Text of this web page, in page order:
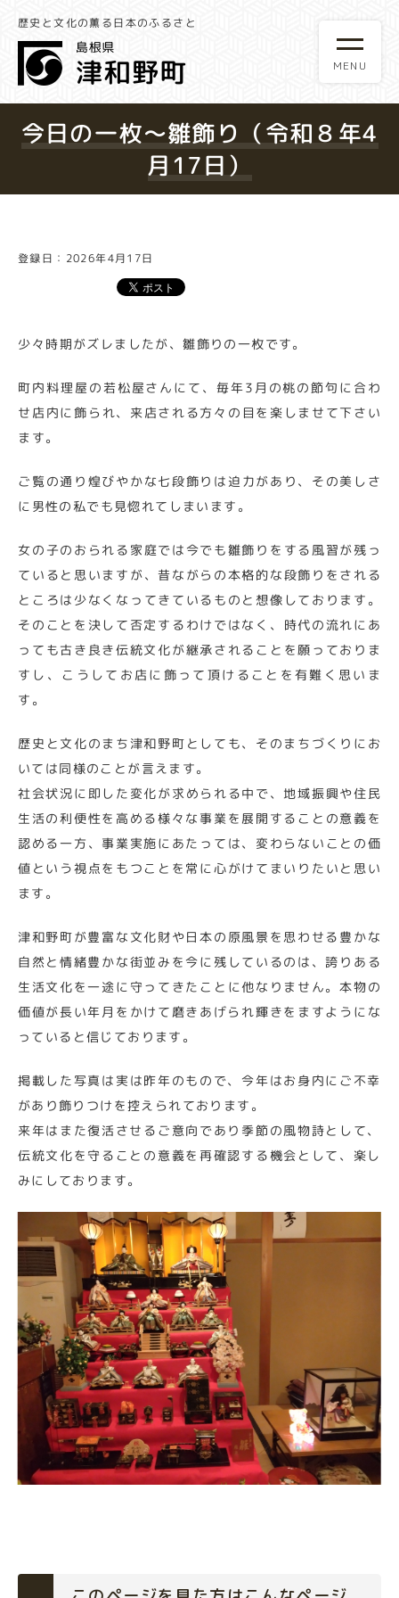
歴史と文化の薫る日本のふるさと
今日の一枚～雛飾り（令和８年4
月17日）
登録日：2026年4月17日
少々時期がズレましたが、雛飾りの一枚です。
町内料理屋の若松屋さんにて、毎年3月の桃の節句に合わ
せ店内に飾られ、来店される方々の目を楽しませて下さい
ます。
ご覧の通り煌びやかな七段飾りは迫力があり、その美しさ
に男性の私でも見惚れてしまいます。
女の子のおられる家庭では今でも雛飾りをする風習が残っ
ていると思いますが、昔ながらの本格的な段飾りをされる
ところは少なくなってきているものと想像しております。
そのことを決して否定するわけではなく、時代の流れにあ
っても古き良き伝統文化が継承されることを願っておりま
すし、こうしてお店に飾って頂けることを有難く思いま
す。
歴史と文化のまち津和野町としても、そのまちづくりにお
いては同様のことが言えます。
社会状況に即した変化が求められる中で、地域振興や住民
生活の利便性を高める様々な事業を展開することの意義を
認める一方、事業実施にあたっては、変わらないことの価
値という視点をもつことを常に心がけてまいりたいと思い
ます。
津和野町が豊富な文化財や日本の原風景を思わせる豊かな
自然と情緒豊かな街並みを今に残しているのは、誇りある
生活文化を一途に守ってきたことに他なりません。本物の
価値が長い年月をかけて磨きあげられ輝きをますようにな
っていると信じております。
掲載した写真は実は昨年のもので、今年はお身内にご不幸
があり飾りつけを控えられております。
来年はまた復活させるご意向であり季節の風物詩として、
伝統文化を守ることの意義を再確認する機会として、楽し
みにしております。